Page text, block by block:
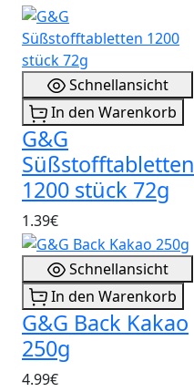
Schnellansicht
In den Warenkorb
G&G
Süßstofftabletten
1200 stück 72g
1.39€
Schnellansicht
In den Warenkorb
G&G Back Kakao
250g
4.99€